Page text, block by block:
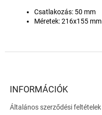
Csatlakozás: 50 mm
Méretek: 216x155 mm
INFORMÁCIÓK
Általános szerződési feltételek